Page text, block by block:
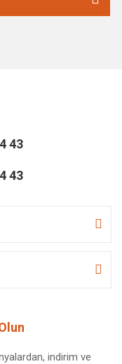
43
43
indirim ve